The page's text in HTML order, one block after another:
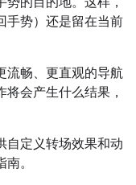
手势）还是留在当前
流畅、更直观的导航
会产生什么结果，
自定义转场效果和动
。